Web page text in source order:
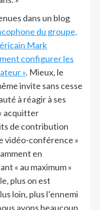
dans un blog
du groupe,
Mark
configurer les
». Mieux, le
invite sans cesse
à réagir à ses
acquitter
de contribution
vidéo-conférence »
en
« au maximum »
plus on est
loin, plus l’ennemi
avons beaucoup